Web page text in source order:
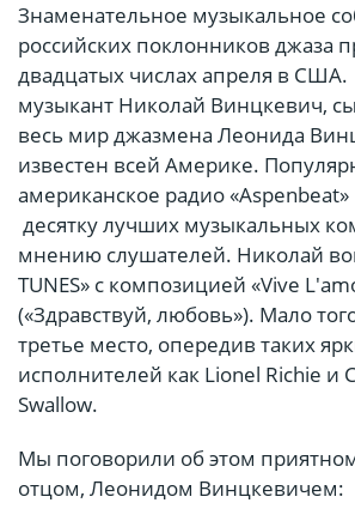
Знаменательное музыкальное
российских поклонников джаза
двадцатых числах апреля в США.
музыкант Николай Винцкевич,
весь мир джазмена Леонида
известен всей Америке.
американское радио
десятку лучших музыкальных
мнению слушателей. Николай
TUNES» с композицией «Vive
(«Здравствуй, любовь»). Мало
третье место, опередив таких
исполнителей как Lionel Richie и
Swallow.
Мы поговорили об этом
отцом, Леонидом Винцкевичем: